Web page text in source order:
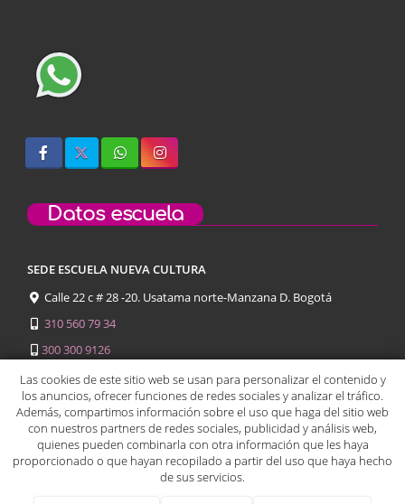
Datos escuela
SEDE ESCUELA NUEVA CULTURA
Calle 22 c # 28 -20. Usatama norte-Manzana D. Bogotá
310 560 79 34
300 300 9126
312 585 2163
escuelanuevacultura@gmail.com
Las cookies de este sitio web se usan para personalizar el contenido y
los anuncios, ofrecer funciones de redes sociales y analizar el tráfico.
Además, compartimos información sobre el uso que haga del sitio web
con nuestros partners de redes sociales, publicidad y análisis web,
quienes pueden combinarla con otra información que les haya
proporcionado o que hayan recopilado a partir del uso que haya hecho
de sus servicios.